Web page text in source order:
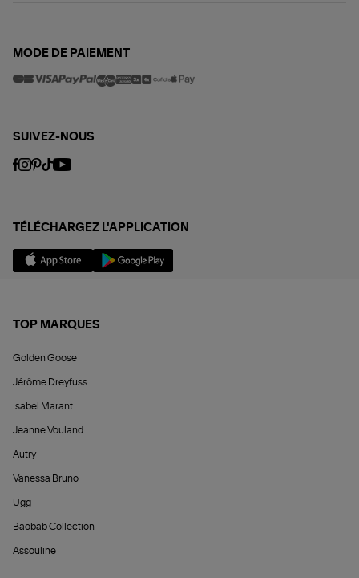
MODE DE PAIEMENT
SUIVEZ-NOUS
TÉLÉCHARGEZ L'APPLICATION
TOP MARQUES
Golden Goose
Jérôme Dreyfuss
Isabel Marant
Jeanne Vouland
Autry
Vanessa Bruno
Ugg
Baobab Collection
Assouline